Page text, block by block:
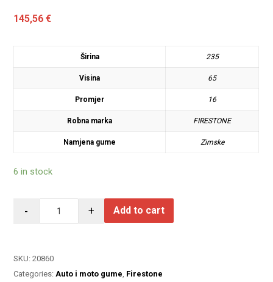
145,56€
Širina 235
Visina 65
Promjer 16
Robna marka FIRESTONE
Namjena gume Zimske
6 in stock
- + Add to cart
SKU:20860
Categories:Auto i moto gume, Firestone